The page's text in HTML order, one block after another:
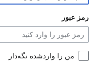
رمز عبور
من را واردشده نگه‌دار